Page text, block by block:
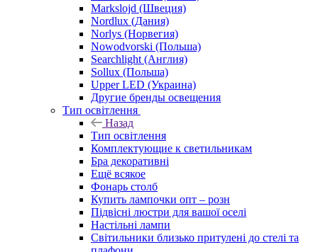
Markslojd (Швеция)
Nordlux (Дания)
Norlys (Норвегия)
Nowodvorski (Польша)
Searchlight (Англия)
Sollux (Польша)
Upper LED (Украина)
Другие бренды освещения
Тип освітлення
Назад
Тип освітлення
Комплектующие к светильникам
Бра декоративні
Ещё всякое
Фонарь столб
Купить лампочки опт – розн
Підвісні люстри для вашої оселі
Настільні лампи
Світильники близько притулені до стелі та